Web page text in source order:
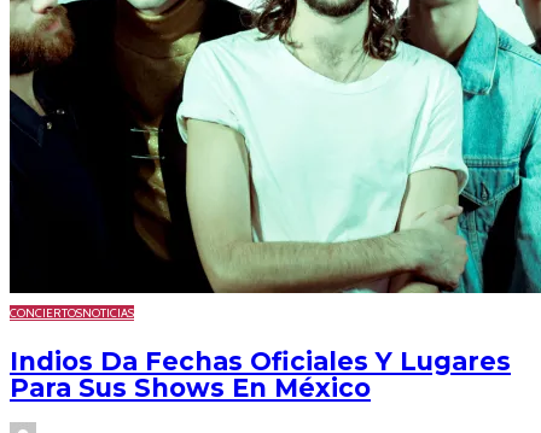
CONCIERTOSNOTICIAS
Indios Da Fechas Oficiales Y Lugares
Para Sus Shows En México